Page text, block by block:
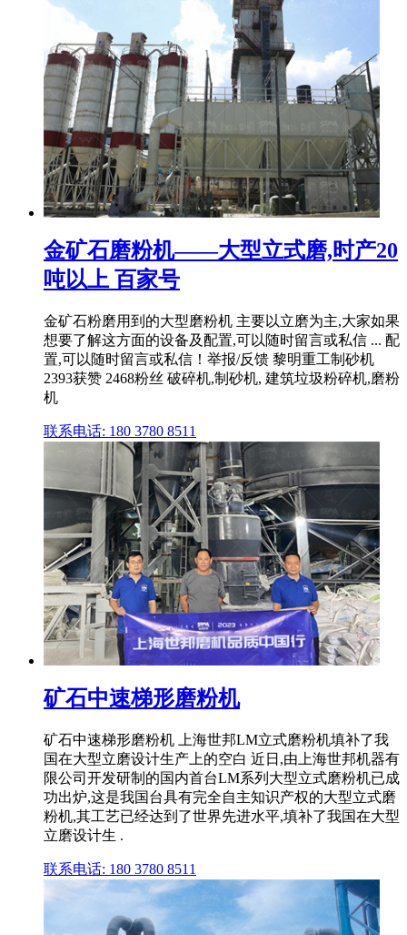
金矿石磨粉机——大型立式磨,时产20
吨以上 百家号
金矿石粉磨用到的大型磨粉机 主要以立磨为主,大家如果
想要了解这方面的设备及配置,可以随时留言或私信 ... 配
置,可以随时留言或私信！举报/反馈 黎明重工制砂机
2393获赞 2468粉丝 破碎机,制砂机, 建筑垃圾粉碎机,磨粉
机
联系电话: 180 3780 8511
矿石中速梯形磨粉机
矿石中速梯形磨粉机 上海世邦LM立式磨粉机填补了我
国在大型立磨设计生产上的空白 近日,由上海世邦机器有
限公司开发研制的国内首台LM系列大型立式磨粉机已成
功出炉,这是我国台具有完全自主知识产权的大型立式磨
粉机,其工艺已经达到了世界先进水平,填补了我国在大型
立磨设计生 .
联系电话: 180 3780 8511